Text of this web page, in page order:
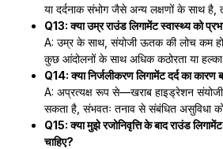
या दर्दनाक संभोग जैसे अन्य लक्षणों के साथ
Q13: क्या उम्र राउंड लिगामेंट स्वास्थ्य को
A: उम्र के साथ, संयोजी ऊतक की लोच कम हो
कुछ आंदोलनों के साथ अधिक कठोरता या
Q14: क्या निर्जलीकरण लिगामेंट दर्द का
A: अप्रत्यक्ष रूप से—खराब हाइड्रेशन
सकता है, संभवतः तनाव से संबंधित असुविधा
Q15: क्या मुझे रजोनिवृत्ति के बाद राउंड
चाहिए?